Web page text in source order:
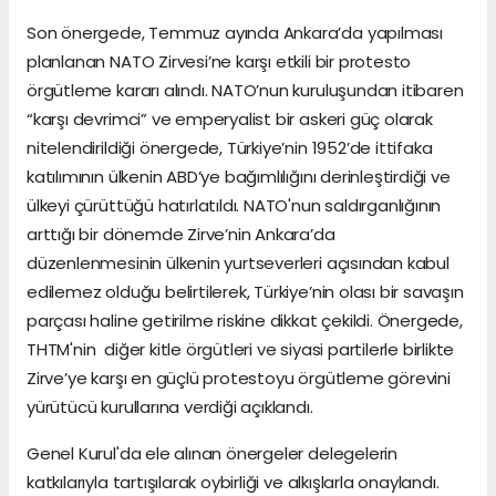
Son önergede, Temmuz ayında Ankara’da yapılması
planlanan NATO Zirvesi’ne karşı etkili bir protesto
örgütleme kararı alındı. NATO’nun kuruluşundan itibaren
“karşı devrimci” ve emperyalist bir askeri güç olarak
nitelendirildiği önergede, Türkiye’nin 1952’de ittifaka
katılımının ülkenin ABD’ye bağımlılığını derinleştirdiği ve
ülkeyi çürüttüğü hatırlatıldı. NATO'nun saldırganlığının
arttığı bir dönemde Zirve’nin Ankara’da
düzenlenmesinin ülkenin yurtseverleri açısından kabul
edilemez olduğu belirtilerek, Türkiye’nin olası bir savaşın
parçası haline getirilme riskine dikkat çekildi. Önergede,
THTM'nin diğer kitle örgütleri ve siyasi partilerle birlikte
Zirve’ye karşı en güçlü protestoyu örgütleme görevini
yürütücü kurullarına verdiği açıklandı.
Genel Kurul'da ele alınan önergeler delegelerin
katkılarıyla tartışılarak oybirliği ve alkışlarla onaylandı.